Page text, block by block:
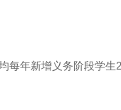
每年新增义务阶段学生